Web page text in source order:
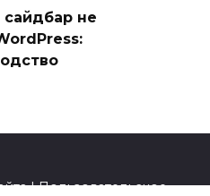
не
|Пользовательское